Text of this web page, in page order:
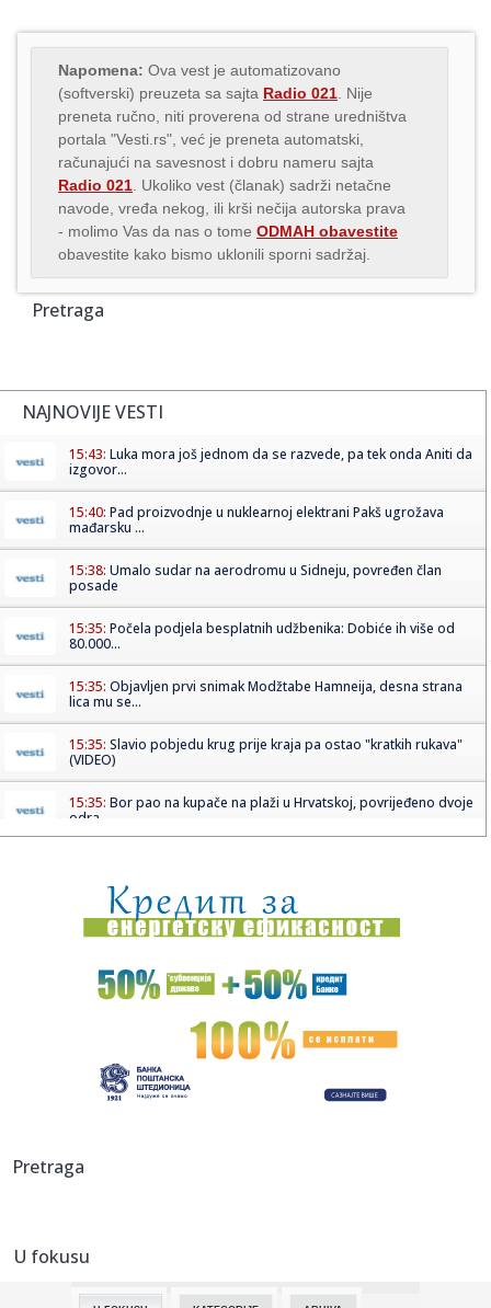
Napomena: Ova vest je automatizovano
(softverski) preuzeta sa sajta Radio 021 . Nije
preneta ručno, niti proverena od strane uredništva
portala "Vesti.rs", već je preneta automatski,
računajući na savesnost i dobru nameru sajta
Radio 021 . Ukoliko vest (članak) sadrži netačne
navode, vređa nekog, ili krši nečija autorska prava
- molimo Vas da nas o tome ODMAH obavestite
obavestite kako bismo uklonili sporni sadržaj.
Pretraga
NAJNOVIJE VESTI
15:43: Luka mora još jednom da se razvede, pa tek onda Aniti da
izgovor...
15:40: Pad proizvodnje u nuklearnoj elektrani Pakš ugrožava
mađarsku ...
15:38: Umalo sudar na aerodromu u Sidneju, povređen član
posade
15:35: Počela podjela besplatnih udžbenika: Dobiće ih više od
80.000...
15:35: Objavljen prvi snimak Modžtabe Hamneija, desna strana
lica mu se...
15:35: Slavio pobjedu krug prije kraja pa ostao "kratkih rukava"
(VIDEO)
15:35: Bor pao na kupače na plaži u Hrvatskoj, povrijeđeno dvoje
odra...
15:35:Srbija, Slovenija i Sjeverna Makedonija kandidati za EP
15:35:Derventski "Unis" najveći poreski dužnik
Teško povrijeđen motociklista u Zenici
15:35:Mediji: Dok se naši vatrogasci bore na terenu, blokaderi iz
dva još ...
15:35:
Pretraga
U fokusu